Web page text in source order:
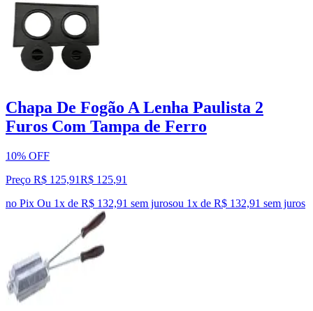
Chapa De Fogão A Lenha Paulista 2
Furos Com Tampa de Ferro
10% OFF
Preço R$ 125,91R$ 125,91
no Pix Ou 1x de R$ 132,91 sem jurosou 1x de R$ 132,91 sem juros